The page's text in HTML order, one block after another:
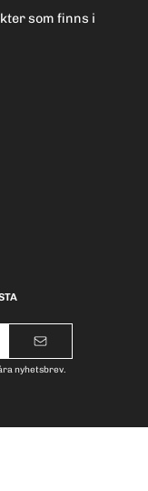
som finns i
nyhetsbrev.